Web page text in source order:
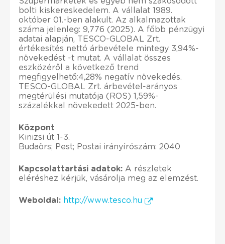
bolti kiskereskedelem. A vállalat 1989.
október 01.-ben alakult. Az alkalmazottak
száma jelenleg: 9,776 (2025). A főbb pénzügyi
adatai alapján, TESCO-GLOBAL Zrt.
értékesítés nettó árbevétele mintegy 3,94%-
növekedést -t mutat. A vállalat összes
eszközéről a következő trend
megfigyelhető:4,28% negatív növekedés.
TESCO-GLOBAL Zrt. árbevétel-arányos
megtérülési mutatója (ROS) 1,59%-
százalékkal növekedett 2025-ben.
Központ
Kinizsi út 1-3.
Budaörs; Pest; Postai irányírószám: 2040
Kapcsolattartási adatok: A részletek
eléréshez kérjük, vásárolja meg az elemzést.
Weboldal: http://www.tesco.hu